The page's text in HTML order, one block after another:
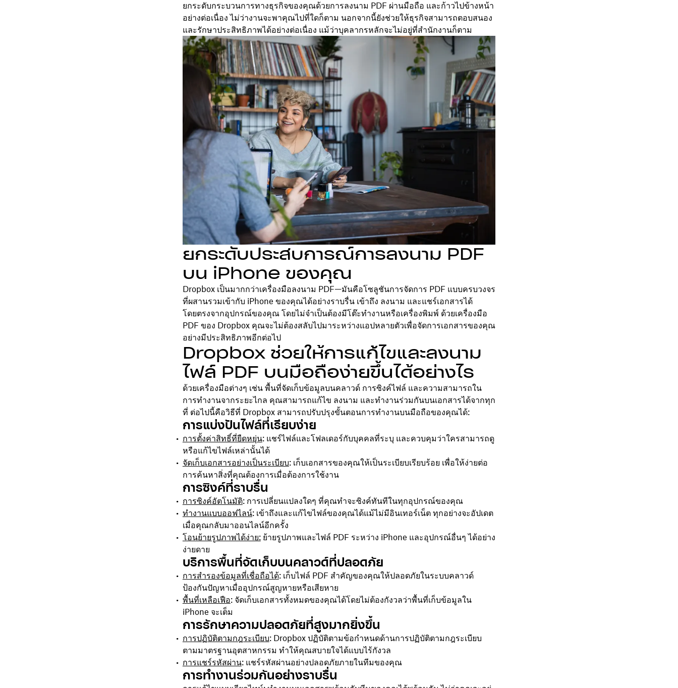
ยกระดับกระบวนการทางธุรกิจของคุณด้วยการลงนาม PDF ผ่านมือถือ และก้าวไปข้างหน้า
อย่างต่อเนื่อง ไม่ว่างานจะพาคุณไปที่ใดก็ตาม นอกจากนี้ยังช่วยให้ธุรกิจสามารถตอบสนอง
และรักษาประสิทธิภาพได้อย่างต่อเนื่อง แม้ว่าบุคลากรหลักจะไม่อยู่ที่สำนักงานก็ตาม
ยกระดับประสบการณ์การลงนาม PDF
บน iPhone ของคุณ
Dropbox เป็นมากกว่าเครื่องมือลงนาม PDF—มันคือโซลูชันการจัดการ PDF แบบครบวงจร
ที่ผสานรวมเข้ากับ iPhone ของคุณได้อย่างราบรื่น เข้าถึง ลงนาม และแชร์เอกสารได้
โดยตรงจากอุปกรณ์ของคุณ โดยไม่จำเป็นต้องมีโต๊ะทำงานหรือเครื่องพิมพ์ ด้วยเครื่องมือ
PDF ของ Dropbox คุณจะไม่ต้องสลับไปมาระหว่างแอปหลายตัวเพื่อจัดการเอกสารของคุณ
อย่างมีประสิทธิภาพอีกต่อไป
Dropbox ช่วยให้การแก้ไขและลงนาม
ไฟล์ PDF บนมือถือง่ายขึ้นได้อย่างไร
ด้วยเครื่องมือต่างๆ เช่น พื้นที่จัดเก็บข้อมูลบนคลาวด์ การซิงค์ไฟล์ และความสามารถใน
การทำงานจากระยะไกล คุณสามารถแก้ไข ลงนาม และทำงานร่วมกันบนเอกสารได้จากทุก
ที่ ต่อไปนี้คือวิธีที่ Dropbox สามารถปรับปรุงขั้นตอนการทำงานบนมือถือของคุณได้:
การแบ่งปันไฟล์ที่เรียบง่าย
การตั้งค่าสิทธิ์ที่ยืดหยุ่น: แชร์ไฟล์และโฟลเดอร์กับบุคคลที่ระบุ และควบคุมว่าใครสามารถดู
หรือแก้ไขไฟล์เหล่านั้นได้
จัดเก็บเอกสารอย่างเป็นระเบียบ: เก็บเอกสารของคุณให้เป็นระเบียบเรียบร้อย เพื่อให้ง่ายต่อ
การค้นหาสิ่งที่คุณต้องการเมื่อต้องการใช้งาน
การซิงค์ที่ราบรื่น
การซิงค์อัตโนมัติ: การเปลี่ยนแปลงใดๆ ที่คุณทำจะซิงค์ทันทีในทุกอุปกรณ์ของคุณ
ทำงานแบบออฟไลน์: เข้าถึงและแก้ไขไฟล์ของคุณได้แม้ไม่มีอินเทอร์เน็ต ทุกอย่างจะอัปเดต
เมื่อคุณกลับมาออนไลน์อีกครั้ง
โอนย้ายรูปภาพได้ง่าย:ย้ายรูปภาพและไฟล์ PDF ระหว่าง iPhone และอุปกรณ์อื่นๆ ได้อย่าง
ง่ายดาย
บริการพื้นที่จัดเก็บบนคลาวด์ที่ปลอดภัย
การสำรองข้อมูลที่เชื่อถือได้: เก็บไฟล์ PDF สำคัญของคุณให้ปลอดภัยในระบบคลาวด์
ป้องกันปัญหาเมื่ออุปกรณ์สูญหายหรือเสียหาย
พื้นที่เหลือเฟือ: จัดเก็บเอกสารทั้งหมดของคุณได้โดยไม่ต้องกังวลว่าพื้นที่เก็บข้อมูลใน
iPhone จะเต็ม
การรักษาความปลอดภัยที่สูงมากยิ่งขึ้น
การปฏิบัติตามกฎระเบียบ: Dropbox ปฏิบัติตามข้อกำหนดด้านการปฏิบัติตามกฎระเบียบ
ตามมาตรฐานอุตสาหกรรม ทำให้คุณสบายใจได้แบบไร้กังวล
การแชร์รหัสผ่าน: แชร์รหัสผ่านอย่างปลอดภัยภายในทีมของคุณ
การทำงานร่วมกันอย่างราบรื่น